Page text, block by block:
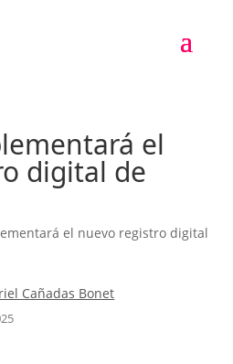
el
digital de
el nuevo registro digital
Cañadas Bonet